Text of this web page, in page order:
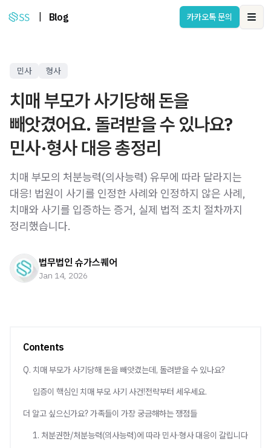
Blog 카카오톡 문의
민사 형사
치매 부모가 사기당해 돈을
빼앗겼어요. 돌려받을 수 있나요?
민사·형사 대응 총정리
치매 부모의 처분능력(의사능력) 유무에 따라 달라지는
대응! 법원이 사기를 인정한 사례와 인정하지 않은 사례,
치매와 사기를 입증하는 증거, 실제 법적 조치 절차까지
정리했습니다.
법무법인 슈가스퀘어
Jan 14, 2026
Contents
Q. 치매 부모가 사기당해 돈을 빼앗겼는데, 돌려받을 수 있나요?
입증이 핵심인 치매 부모 사기 사건!전략부터 세우세요.
더 알고 싶으신가요? 가족들이 가장 궁금해하는 쟁점들
1. 처분권한/처분능력(의사능력)에 따라 민사·형사 대응이 갈립니다